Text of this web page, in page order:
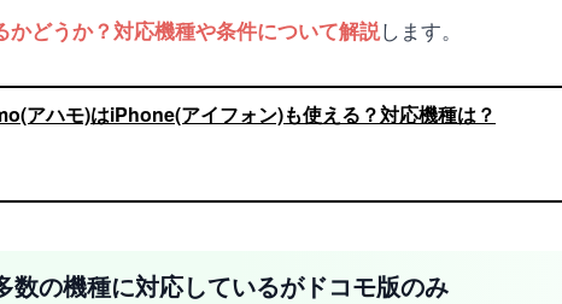
どうか？対応機種や条件について解説します。
アハモ)はiPhone(アイフォン)も使える？対応機種は？
の機種に対応しているがドコモ版のみ